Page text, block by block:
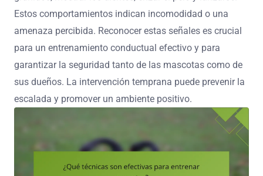
Estos comportamientos indican incomodidad o una
amenaza percibida. Reconocer estas señales es crucial
para un entrenamiento conductual efectivo y para
garantizar la seguridad tanto de las mascotas como de
sus dueños. La intervención temprana puede prevenir la
escalada y promover un ambiente positivo.